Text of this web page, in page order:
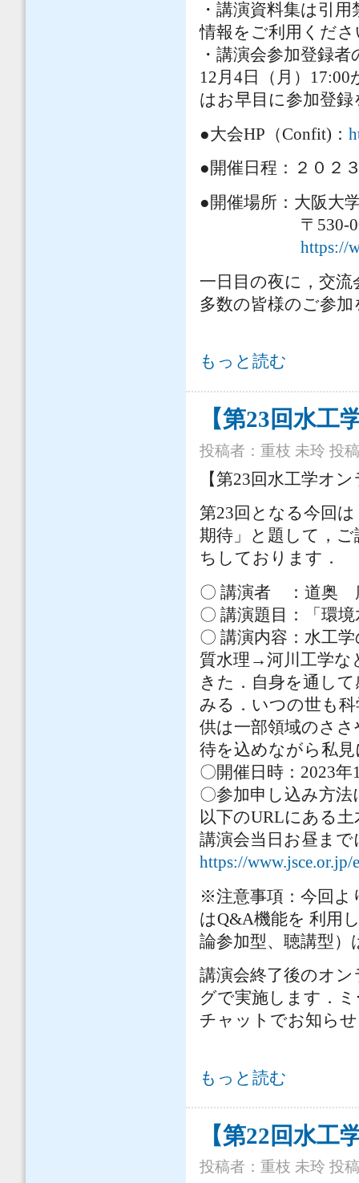
・講演資料集は引
情報をご利用くださ
・講演会参加登録
12月4日（月）
はお早目に参加登
●大会HP（Confit)：
●開催日程：２０２
●開催場所：大阪大
〒530-0005 大
https://
一日目の夜に，交
多数の皆様のご参
第68回水工学講演会について につい
もっと読む
【第23回水工
投稿者： 重枝 未玲 投
【第23回水工学オ
第23回となる今回
期待」と題して，
ちしております．
〇 講演者 ：道奥
〇 講演題目：「環
〇 講演内容：水工
質水理→河川工学な
きた．自身を通し
みる．いつの世も
供は一部領域のさ
待を込めながら私
〇開催日時：2023年
〇参加申し込み方法
以下のURLにある
講演会当日お昼ま
https://www.jsce.or.jp/
※注意事項：今回よ
はQ&A機能を 利用
論参加型、聴講型
講演会終了後のオ
グで実施します．
チャットでお知ら
【第23回水工学オンライン連続講演
もっと読む
【第22回水工
投稿者： 重枝 未玲 投